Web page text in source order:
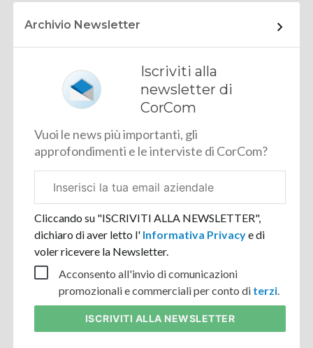
Archivio Newsletter
Iscriviti alla
newsletter di
CorCom
Vuoi le news più importanti, gli
approfondimenti e le interviste di CorCom?
aziendale
Cliccando su "ISCRIVITI ALLA NEWSLETTER",
dichiaro di aver letto l' Informativa Privacye di
voler ricevere la Newsletter.
Acconsento all'invio di comunicazioni
promozionali e commerciali per conto di terzi.
ISCRIVITI ALLA NEWSLETTER